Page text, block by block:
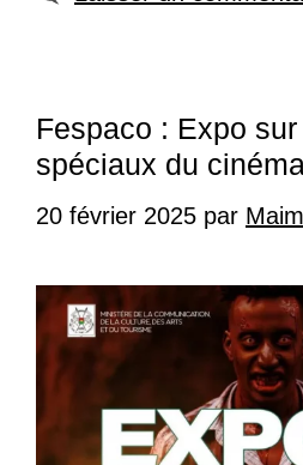
Fespaco : Expo
spéciaux du
20 février 2025 par